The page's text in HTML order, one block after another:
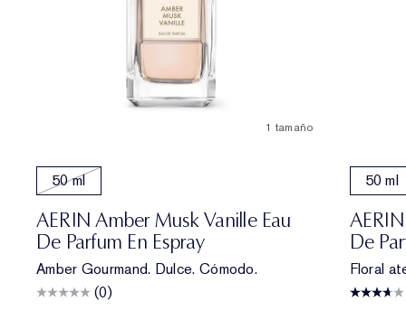
1 tamaño
50 ml
AERIN Amber Musk Vanille Eau
De Parfum En Espray
Amber Gourmand. Dulce. Cómodo.
(0)
50 ml
De
Floral